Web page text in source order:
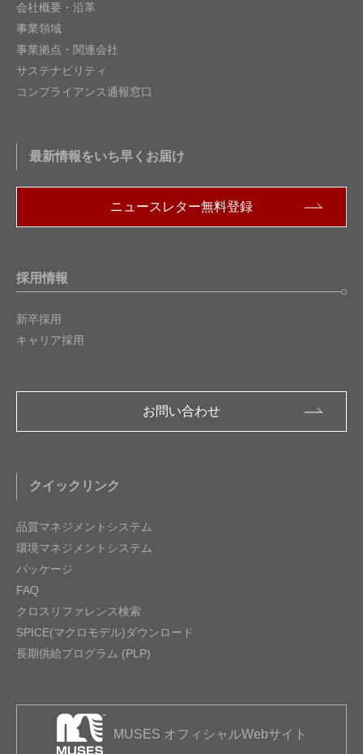
会社概要・沿革
事業領域
事業拠点・関連会社
サステナビリティ
コンプライアンス通報窓口
最新情報をいち早くお届け
ニュースレター無料登録
採用情報
新卒採用
キャリア採用
お問い合わせ
クイックリンク
品質マネジメントシステム
環境マネジメントシステム
パッケージ
FAQ
クロスリファレンス検索
SPICE(マクロモデル)ダウンロード
長期供給プログラム (PLP)
MUSES オフィシャルWebサイト